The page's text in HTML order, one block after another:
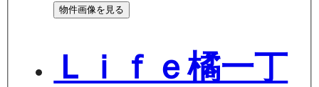
物件画像を見る
Ｌｉｆｅ橘一丁